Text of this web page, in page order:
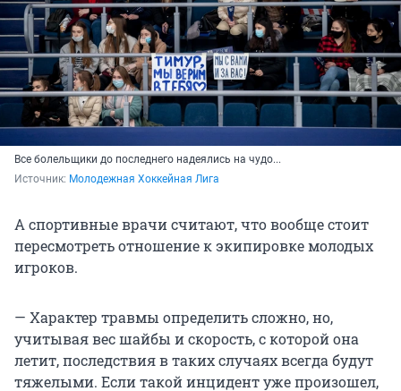
Все болельщики до последнего надеялись на чудо...
Источник: Молодежная Хоккейная Лига
А спортивные врачи считают, что вообще стоит
пересмотреть отношение к экипировке молодых
игроков.
— Характер травмы определить сложно, но,
учитывая вес шайбы и скорость, с которой она
летит, последствия в таких случаях всегда будут
тяжелыми. Если такой инцидент уже произошел,